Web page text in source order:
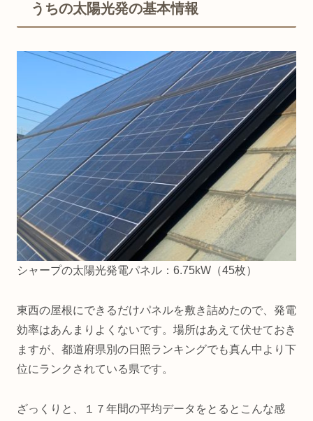
うちの太陽光発の基本情報
シャープの太陽光発電パネル：6.75kW（45枚）
東西の屋根にできるだけパネルを敷き詰めたので、発電
効率はあんまりよくないです。場所はあえて伏せておき
ますが、都道府県別の日照ランキングでも真ん中より下
位にランクされている県です。
ざっくりと、１７年間の平均データをとるとこんな感